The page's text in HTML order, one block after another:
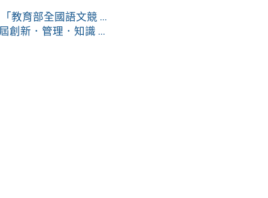
教育部全國語文競 ...
創新．管理．知識 ...